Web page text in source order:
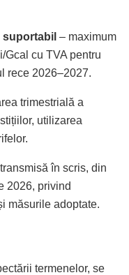
– maximum
Gcal cu TVA pentru
rece 2026–2027.
trimestrială a
utilizarea
transmisă în scris, din
2026, privind
măsurile adoptate.
termenelor, se